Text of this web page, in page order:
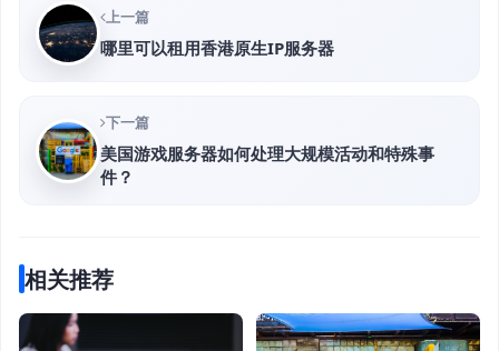
上一篇
哪里可以租用香港原生IP服务器
下一篇
美国游戏服务器如何处理大规模活动和特殊事
件？
相关推荐